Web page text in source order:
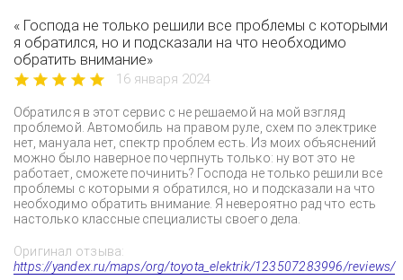
« Господа не только решили все проблемы с которыми
я обратился, но и подсказали на что необходимо
обратить внимание»
16 января 2024
Обратился в этот сервис с не решаемой на мой взгляд
проблемой. Автомобиль на правом руле, схем по электрике
нет, мануала нет, спектр проблем есть. Из моих объяснений
можно было наверное почерпнуть только: ну вот это не
работает, сможете починить? Господа не только решили все
проблемы с которыми я обратился, но и подсказали на что
необходимо обратить внимание. Я невероятно рад что есть
настолько классные специалисты своего дела.
Оригинал отзыва:
https://yandex.ru/maps/org/toyota_elektrik/123507283996/reviews/